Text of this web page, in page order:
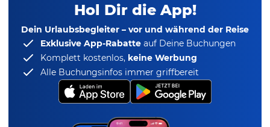
Hol Dir die App!
Dein Urlaubsbegleiter – vor und während der Reise
Exklusive App-Rabatte auf Deine Buchungen
Komplett kostenlos, keine Werbung
Alle Buchungsinfos immer griffbereit